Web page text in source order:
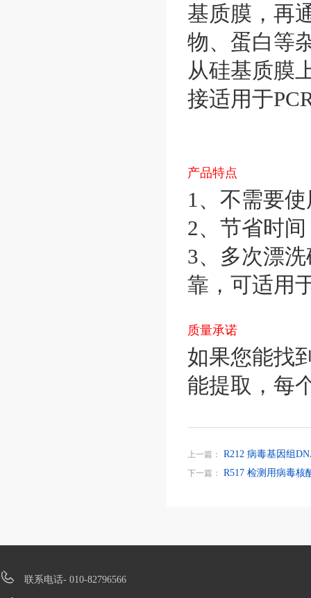
基质膜，再
物、蛋白等
从硅基质膜
接适用于
产品特点
1、不需要
2、节省时
3、多次漂
靠，可适用
质量承诺
如果您能找
能提取，每
上一篇： R212 病毒基因组
下一篇： R517 检测用病毒核
联系电话- 010-82796566